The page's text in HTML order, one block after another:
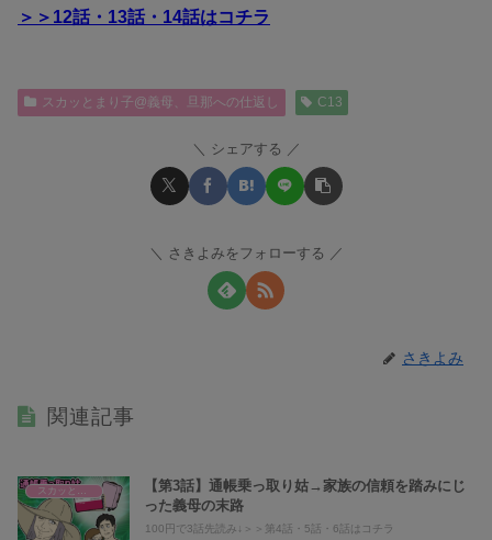
＞＞12話・13話・14話はコチラ
スカッとまり子@義母、旦那への仕返し C13
シェアする
さきよみをフォローする
さきよみ
関連記事
スカッとまり子@義母、旦那への仕返し
【第3話】通帳乗っ取り姑→家族の信頼を踏みにじ
った義母の末路
100円で3話先読み↓＞＞第4話・5話・6話はコチラ